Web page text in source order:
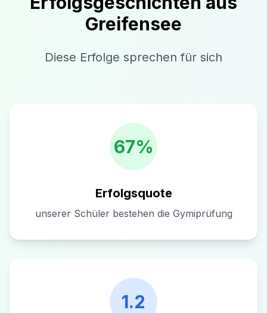
Greifensee
Diese Erfolge sprechen für sich
67%
Erfolgsquote
unserer Schüler bestehen die Gymiprüfung
1.2